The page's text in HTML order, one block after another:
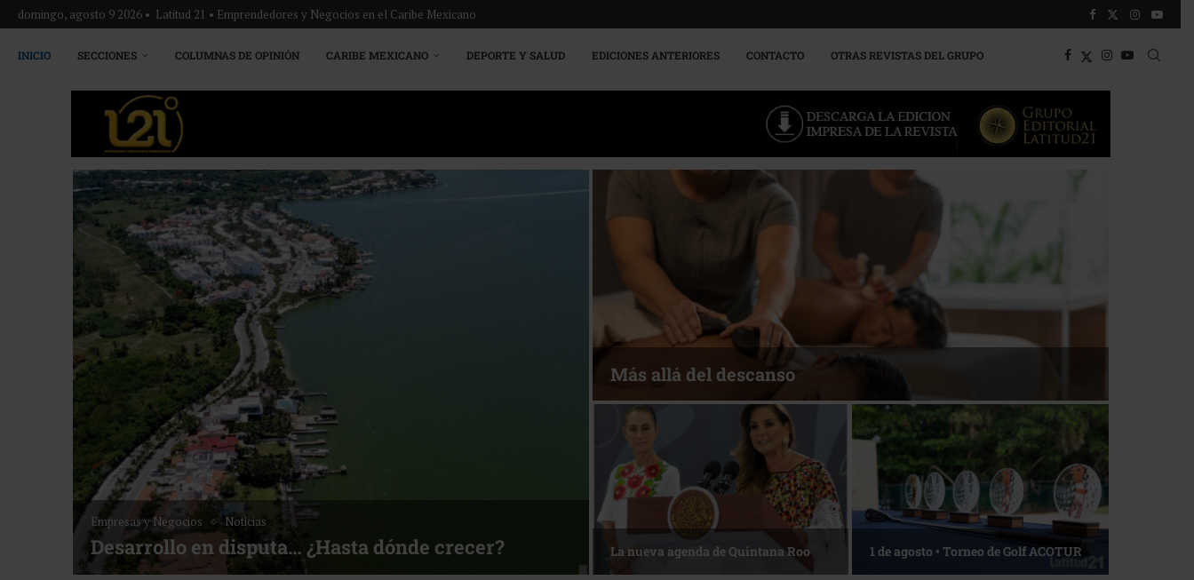
domingo, agosto 9 2026 • Latitud 21 • Emprendedores y Negocios en el Caribe Mexicano
INICIO SECCIONES COLUMNAS DE OPINIÓN CARIBE MEXICANO DEPORTE Y SALUD EDICIONES ANTERIORES CONTACTO OTRAS REVISTAS DEL GRUPO
Empresas y Negocios Noticias
Desarrollo en disputa… ¿Hasta dónde crecer?
Más allá del descanso
La nueva agenda de Quintana Roo 1 de agosto • Torneo de Golf ACOTUR